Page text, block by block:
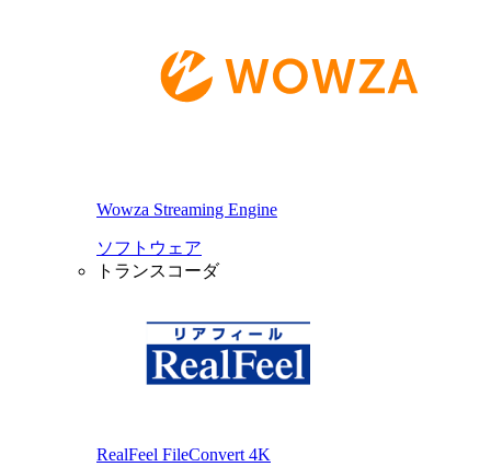
Wowza Streaming Engine
ソフトウェア
トランスコーダ
RealFeel FileConvert 4K